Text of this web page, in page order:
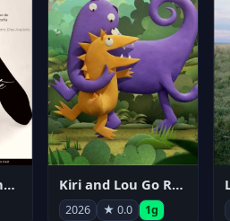
Canto Para Minha Morte Kiri and Lou Go Raaa!
2026 ★ 0.0 1g